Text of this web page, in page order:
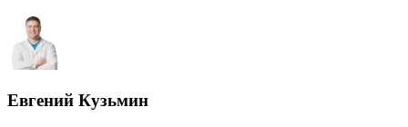
Евгений Кузьмин